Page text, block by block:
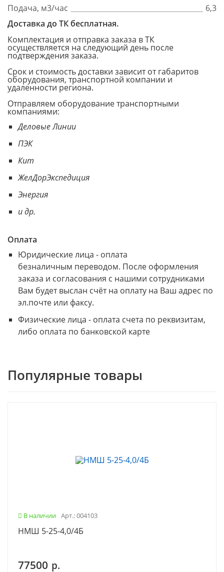
Подача, м3/час
6,3
Доставка до ТК бесплатная.
Комплектация и отправка заказа в ТК
осуществляется на следующий день после
подтверждения заказа.
Срок и стоимость доставки зависит от габаритов
оборудования, транспортной компании и
удаленности региона.
Отправляем оборудование транспортными
компаниями:
Деловые Линии
ПЭК
Кит
ЖелДорЭкспедиция
Энергия
и др.
Оплата
Юридические лица - оплата
безналичным переводом. После оформления
заказа и согласования с нашими сотрудниками
Вам будет выслан счёт на оплату на Ваш адрес по
эл.почте или факсу.
Физические лица - оплата счета по реквизитам,
либо оплата по банковской карте
Популярные товары
В наличии Арт.: 004103
НМШ 5-25-4,0/4Б
77500 р.